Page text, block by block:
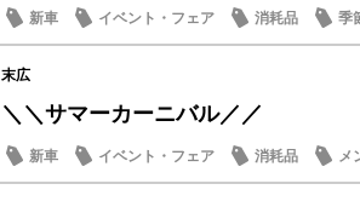
新車 イベント・フェア 消耗品 季
末広
＼＼サマーカーニバル／／
新車 イベント・フェア 消耗品 メ